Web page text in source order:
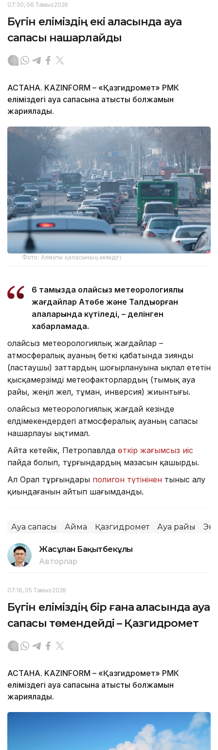
07:30, 06 Тамыз 2026
Бүгін еліміздің екі қаласында ауа
сапасы нашарлайды
АСТАНА. KAZINFORM – «Қазгидромет» РМК
еліміздегі ауа сапасына қатысты болжамын
жариялады.
Фото: Алматы қаласының әкімдігі
6 тамызда қолайсыз метеорологиялық
жағдайлар Ақтөбе және Талдықорған
қалаларында күтіледі, – делінген
хабарламада.
Қолайсыз метеорологиялық жағдайлар –
атмосфералық ауаның беткі қабатында зиянды
(ластаушы) заттардың шоғырлануына ықпал ететін
қысқамерзімді метеофакторлардың (тымық ауа
райы, жеңіл жел, тұман, инверсия) жиынтығы.
Қолайсыз метеорологиялық жағдай кезінде
елдімекендердегі атмосфералық ауаның сапасы
нашарлауы ықтимал.
Айта кетейік, Петропавлда өткір жағымсыз иіс
пайда болып, тұрғындардың мазасын қашырды.
Ал Орал тұрғындары полигон түтінінен тыныс алу
қиындағанын айтып шағымданды.
Ауа сапасы Аймақ Қазгидромет Ауа райы
Жасұлан Бақытбекұлы
Авторлар
07:16, 05 Тамыз 2026
Бүгін еліміздің бір ғана қаласында ауа
сапасы төмендейді – Қазгидромет
АСТАНА. KAZINFORM – «Қазгидромет» РМК
еліміздегі ауа сапасына қатысты болжамын
жариялады.